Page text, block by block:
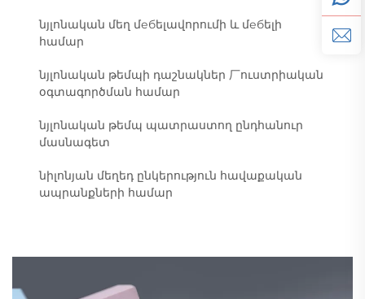
նյլոնական մեղ մебելավորումի և մебելի
համար
նյլոնական թեմպի դաշնակներ ⼚ուստրիական
օգտագործման համար
նյլոնական թեմպ պատրաստող ընդհանուր
մասնագետ
նիլոնյան մեղեդ ընկերություն հավաքական
ապրանքների համար